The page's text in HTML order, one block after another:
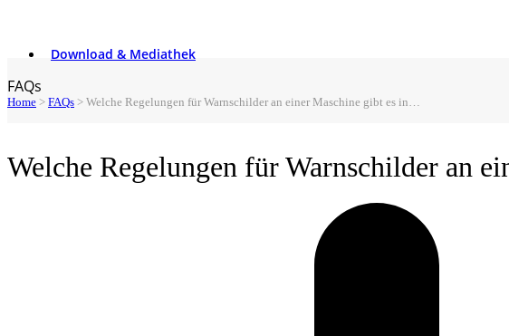
Download & Mediathek
FAQs
Home > FAQs > Welche Regelungen für Warnschilder an einer Maschine gibt es in…
Welche Regelungen für Warnschilder an